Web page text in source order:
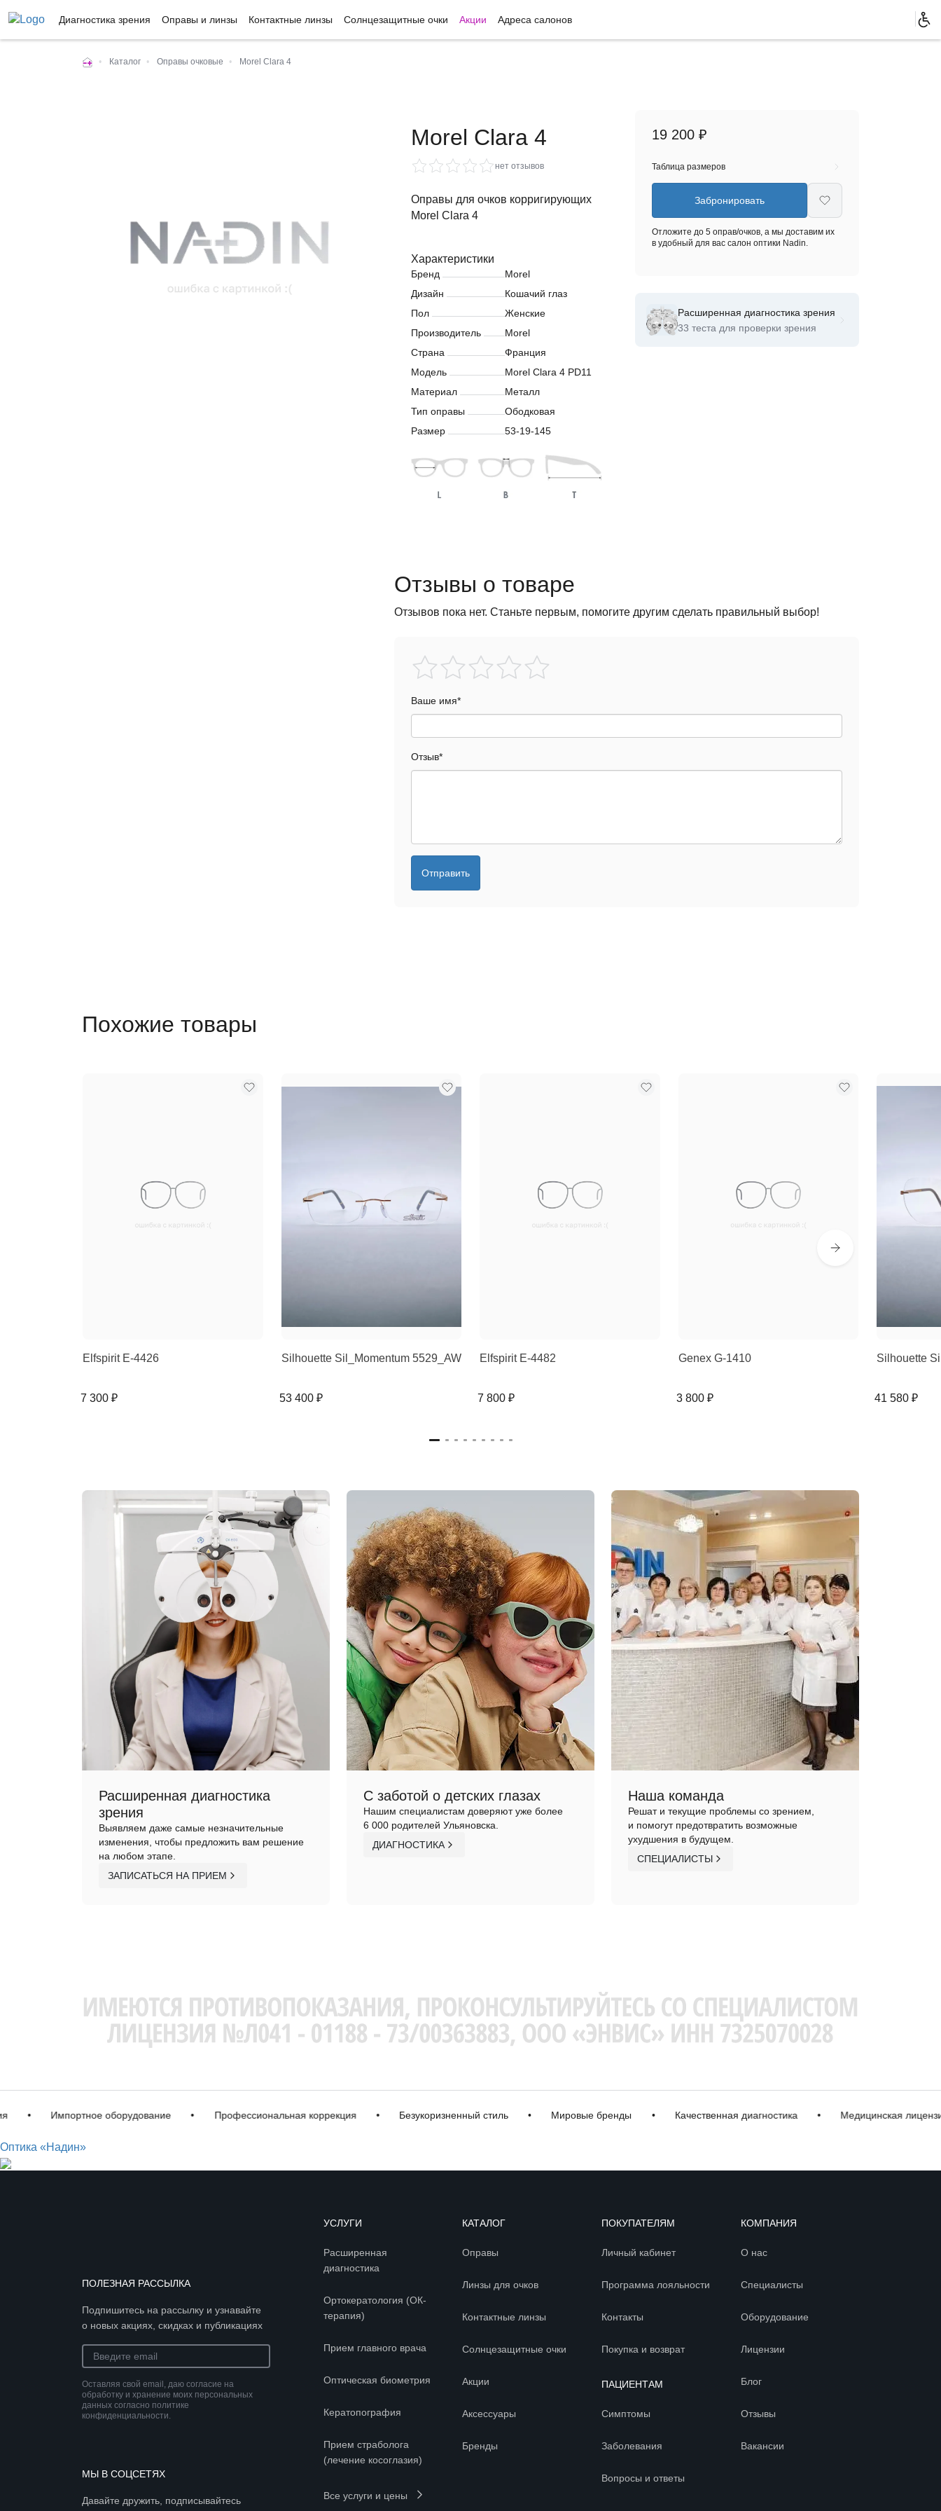
Диагностика зрения Оправы и линзы Контактные линзы Солнцезащитные очки Акции Адреса салонов
• Каталог • Оправы очковые • Morel Clara 4
Morel Clara 4
нет отзывов
Оправы для очков корригирующих
Morel Clara 4
Характеристики
Бренд
Morel
Дизайн
Кошачий глаз
Пол
Женские
Производитель
Morel
Страна
Франция
Модель
Morel Clara 4 PD11
Материал
Металл
Тип оправы
Ободковая
Размер
53-19-145
19 200 ₽
Таблица размеров
Забронировать
Отложите до 5 оправ/очков, а мы доставим их
в удобный для вас салон оптики Nadin.
Расширенная диагностика зрения
33 теста для проверки зрения
Отзывы о товаре
Отзывов пока нет. Станьте первым, помогите другим сделать правильный выбор!
Ваше имя*
Отзыв*
Отправить
Похожие товары
Elfspirit E-4426
7 300 ₽
Silhouette Sil_Momentum 5529_AW
53 400 ₽
Elfspirit E-4482
7 800 ₽
Genex G-1410
3 800 ₽
Silhouette
41 580 ₽
Расширенная диагностика
зрения
Выявляем даже самые незначительные
изменения, чтобы предложить вам решение
на любом этапе.
ЗАПИСАТЬСЯ НА ПРИЕМ
С заботой о детских глазах
Нашим специалистам доверяют уже более
6 000 родителей Ульяновска.
ДИАГНОСТИКА
Наша команда
Решат и текущие проблемы со зрением,
и помогут предотвратить возможные
ухудшения в будущем.
СПЕЦИАЛИСТЫ
• Импортное оборудование • Профессиональная коррекция • Безукоризненный стиль • Мировые бренды • Качественная диагностика • Медицинская лицензия
Оптика «Надин»
ПОЛЕЗНАЯ РАССЫЛКА
Подпишитесь на рассылку и узнавайте
о новых акциях, скидках и публикациях
Оставляя свой email, даю согласие на
обработку и хранение моих персональных
данных согласно политике
конфиденциальности.
МЫ В СОЦСЕТЯХ
Давайте дружить, подписывайтесь
УСЛУГИ
Расширенная
диагностика
Ортокератология (ОК-
терапия)
Прием главного врача
Оптическая биометрия
Кератопография
Прием страболога
(лечение косоглазия)
Все услуги и цены
КАТАЛОГ
Оправы
Линзы для очков
Контактные линзы
Солнцезащитные очки
Акции
Аксессуары
Бренды
ПОКУПАТЕЛЯМ
Личный кабинет
Программа лояльности
Контакты
Покупка и возврат
ПАЦИЕНТАМ
Симптомы
Заболевания
Вопросы и ответы
КОМПАНИЯ
О нас
Специалисты
Оборудование
Лицензии
Блог
Отзывы
Вакансии